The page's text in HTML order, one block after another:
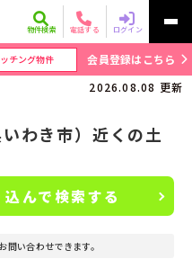
物件検索
電話する ログイン
チング物件
会員登録はこちら
2026.08.08 更新
わき市）近くの土
んで検索する
い合わせできます。